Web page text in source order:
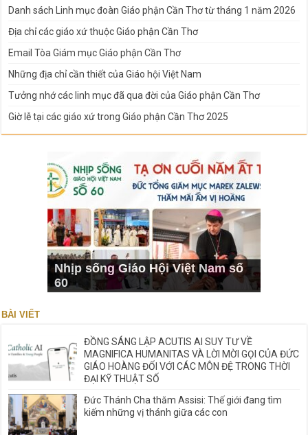
Danh sách Linh mục đoàn Giáo phận Cần Thơ từ tháng 1 năm 2026
Địa chỉ các giáo xứ thuộc Giáo phận Cần Thơ
Email Tòa Giám mục Giáo phận Cần Thơ
Những địa chỉ cần thiết của Giáo hội Việt Nam
Tưởng nhớ các linh mục đã qua đời của Giáo phận Cần Thơ
Giờ lễ tại các giáo xứ trong Giáo phận Cần Thơ 2025
Nhịp sống Giáo Hội Việt Nam số
60
BÀI VIẾT
ĐỒNG SÁNG LẬP ACUTIS AI SUY TƯ VỀ
MAGNIFICA HUMANITAS VÀ LỜI MỜI GỌI CỦA ĐỨC
GIÁO HOÀNG ĐỐI VỚI CÁC MÔN ĐỆ TRONG THỜI
ĐẠI KỸ THUẬT SỐ
Đức Thánh Cha thăm Assisi: Thế giới đang tìm
kiếm những vị thánh giữa các con